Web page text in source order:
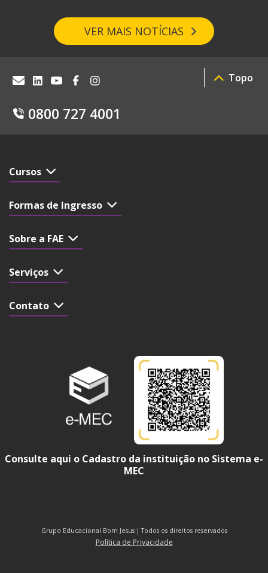
VER MAIS NOTÍCIAS
0800 727 4001
Topo
Cursos
Formas de Ingresso
Sobre a FAE
Serviços
Contato
Consulte aqui o Cadastro da instituição no Sistema e-
MEC
Grupo Educacional Bom Jesus | Todos os direitos reservados
Política de Privacidade